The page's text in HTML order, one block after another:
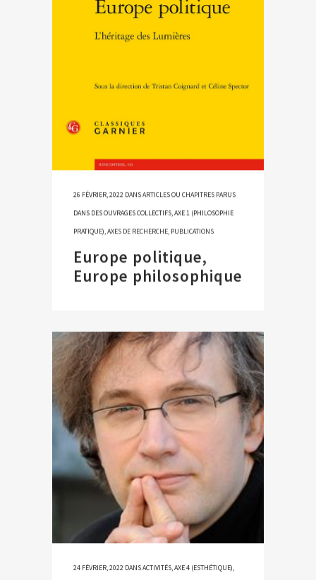
26 FÉVRIER, 2022 DANSARTICLES OU CHAPITRES PARUS
DANS DES OUVRAGES COLLECTIFS,AXE 1 (PHILOSOPHIE
PRATIQUE),AXES DE RECHERCHE, PUBLICATIONS
Europe politique,
Europe philosophique
24 FÉVRIER, 2022 DANSACTIVITÉS,AXE 4 (ESTHÉTIQUE),